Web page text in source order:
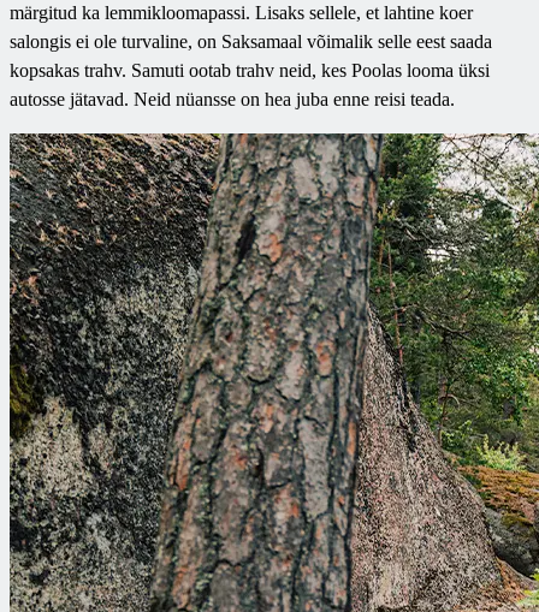
märgitud ka lemmikloomapassi. Lisaks sellele, et lahtine koer
salongis ei ole turvaline, on Saksamaal võimalik selle eest saada
kopsakas trahv. Samuti ootab trahv neid, kes Poolas looma üksi
autosse jätavad. Neid nüansse on hea juba enne reisi teada.